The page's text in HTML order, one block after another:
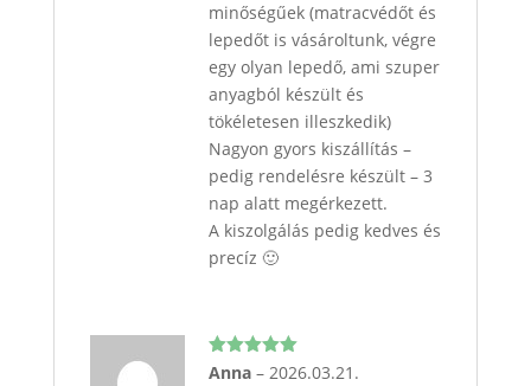
minőségűek (matracvédőt és
lepedőt is vásároltunk, végre
egy olyan lepedő, ami szuper
anyagból készült és
tökéletesen illeszkedik)
Nagyon gyors kiszállítás –
pedig rendelésre készült – 3
nap alatt megérkezett.
A kiszolgálás pedig kedves és
precíz 🙂
Értékelés:
Anna – 2026.03.21.